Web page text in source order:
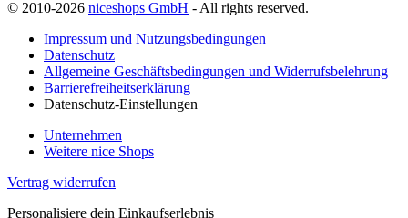
© 2010-2026 niceshops GmbH - All rights reserved.
Impressum und Nutzungsbedingungen
Datenschutz
Allgemeine Geschäftsbedingungen und Widerrufsbelehrung
Barrierefreiheitserklärung
Datenschutz-Einstellungen
Unternehmen
Weitere nice Shops
Vertrag widerrufen
Personalisiere dein Einkaufserlebnis